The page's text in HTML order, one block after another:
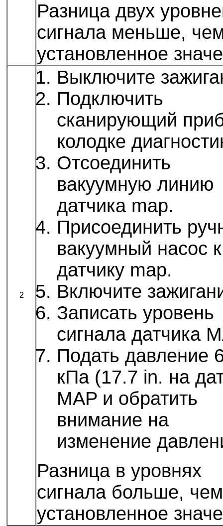
Разница двух
сигнала меньше,
установленное
2
Выключите
Подключить
сканирующий
колодке
Отсоединить
вакуумную линию
датчика map.
Присоединить
вакуумный насос к
датчику map.
Включите
Записать уровень
сигнала датчика
Подать давление
кПа (17.7 in. на
MAP и обратить
внимание на
изменение
Разница в уровнях
сигнала больше, чем
установленное